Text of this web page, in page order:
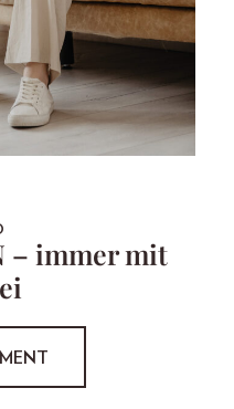
– immer mit